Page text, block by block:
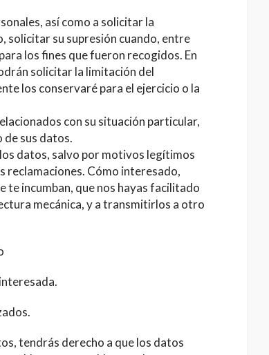
así como a solicitar la
solicitar su supresión cuando, entre
los fines que fueron recogidos. En
solicitar la limitación del
los conservaré para el ejercicio o la
con su situación particular,
sus datos.
datos, salvo por motivos legítimos
reclamaciones. Cómo interesado,
te incumban, que nos hayas facilitado
mecánica, y a transmitirlos a otro
tendrás derecho a que los datos